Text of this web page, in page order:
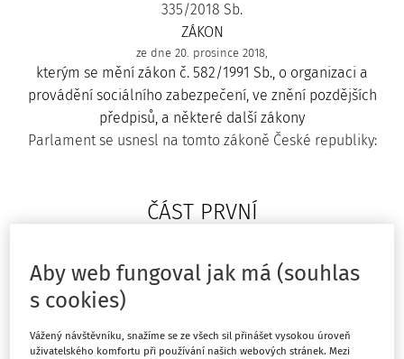
335/2018 Sb.
ZÁKON
ze dne 20. prosince 2018,
kterým se mění zákon č. 582/1991 Sb., o organizaci a
provádění sociálního zabezpečení, ve znění pozdějších
předpisů, a některé další zákony
Parlament se usnesl na tomto zákoně České republiky:
ČÁST PRVNÍ
provádění sociálního zabezpečení
Čl.I
Aby web fungoval jak má (souhlas
s cookies)
Vážený návštěvníku, snažíme se ze všech sil přinášet vysokou úroveň
uživatelského komfortu při používání našich webových stránek. Mezi